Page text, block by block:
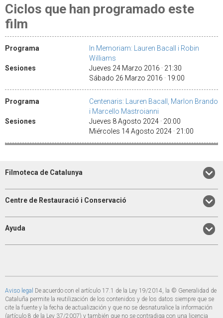
Ciclos que han programado este
film
Programa
In Memoriam: Lauren Bacall i Robin
Williams
Sesiones
Jueves 24 Marzo 2016 · 21:30
Sábado 26 Marzo 2016 · 19:00
Programa
Centenaris: Lauren Bacall, Marlon Brando
i Marcello Mastroianni
Sesiones
Jueves 8 Agosto 2024 · 20:00
Miércoles 14 Agosto 2024 · 21:00
Filmoteca de Catalunya
Centre de Restauració i Conservació
Ayuda
Aviso legal De acuerdo con el artículo 17.1 de la Ley 19/2014, la © Generalidad de
Cataluña permite la reutilización de los contenidos y de los datos siempre que se
cite la fuente y la fecha de actualización y que no se desnaturalice la información
(artículo 8 de la Ley 37/2007) y también que no se contradiga con una licencia